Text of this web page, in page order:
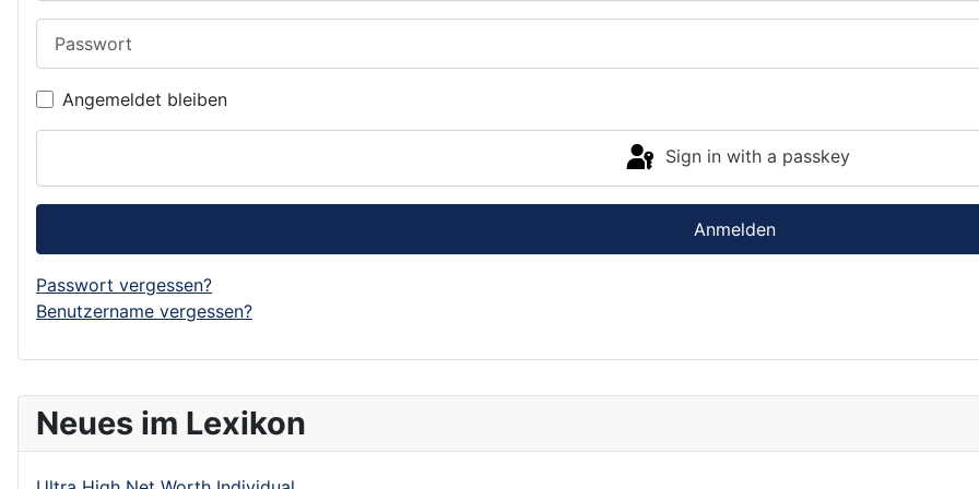
Neues im Lexikon
Angemeldet bleiben
Sign in with a passkey
Anmelden
Passwort vergessen?
Benutzername vergessen?